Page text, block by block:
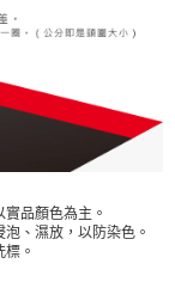
品顏色為主。
、濕放，以防染色。
。